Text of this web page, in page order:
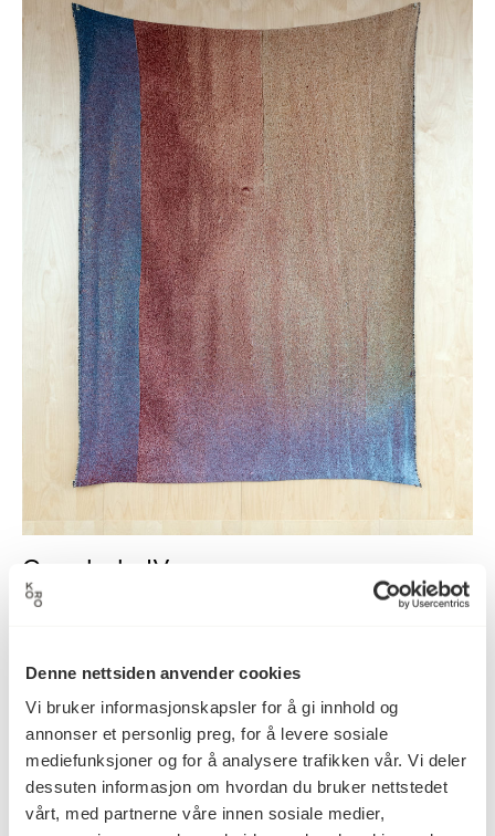
Denne nettsiden anvender cookies
Vi bruker informasjonskapsler for å gi innhold og
annonser et personlig preg, for å levere sosiale
mediefunksjoner og for å analysere trafikken vår. Vi deler
dessuten informasjon om hvordan du bruker nettstedet
vårt, med partnerne våre innen sosiale medier,
Cocobolo IV
Kiyoshi Yamamoto